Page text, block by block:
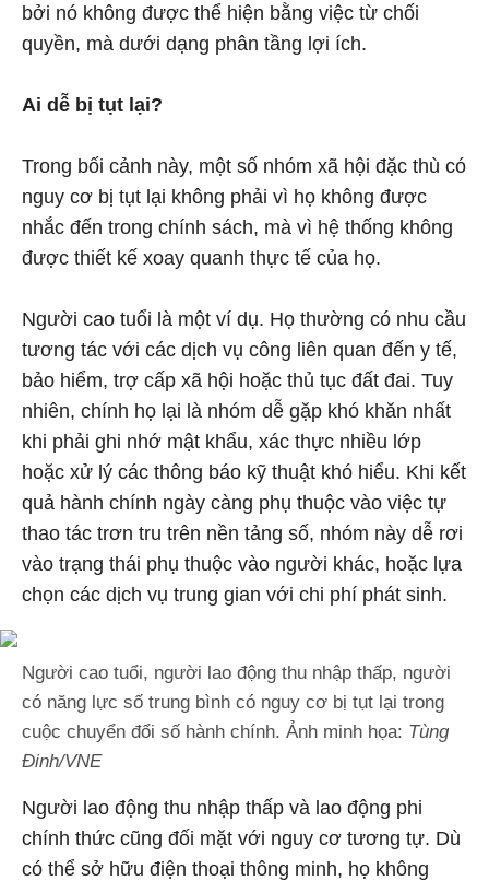
bởi nó không được thể hiện bằng việc từ chối
quyền, mà dưới dạng phân tầng lợi ích.
Ai dễ bị tụt lại?
Trong bối cảnh này, một số nhóm xã hội đặc thù có
nguy cơ bị tụt lại không phải vì họ không được
nhắc đến trong chính sách, mà vì hệ thống không
được thiết kế xoay quanh thực tế của họ.
Người cao tuổi là một ví dụ. Họ thường có nhu cầu
tương tác với các dịch vụ công liên quan đến y tế,
bảo hiểm, trợ cấp xã hội hoặc thủ tục đất đai. Tuy
nhiên, chính họ lại là nhóm dễ gặp khó khăn nhất
khi phải ghi nhớ mật khẩu, xác thực nhiều lớp
hoặc xử lý các thông báo kỹ thuật khó hiểu. Khi kết
quả hành chính ngày càng phụ thuộc vào việc tự
thao tác trơn tru trên nền tảng số, nhóm này dễ rơi
vào trạng thái phụ thuộc vào người khác, hoặc lựa
chọn các dịch vụ trung gian với chi phí phát sinh.
Người cao tuổi, người lao động thu nhập thấp, người
có năng lực số trung bình có nguy cơ bị tụt lại trong
cuộc chuyển đổi số hành chính. Ảnh minh họa: Tùng
Đinh/VNE
Người lao động thu nhập thấp và lao động phi
chính thức cũng đối mặt với nguy cơ tương tự. Dù
có thể sở hữu điện thoại thông minh, họ không